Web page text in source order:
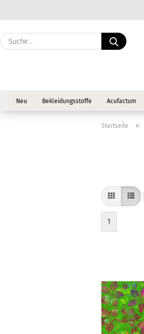
Neu Bekleidungsstoffe Acufactum
Startseite »
1